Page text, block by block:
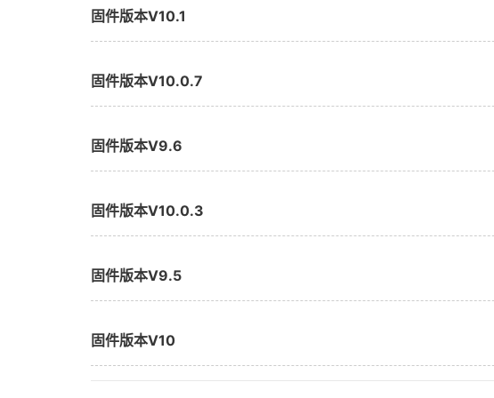
固件版本V10.1
固件版本V10.0.7
固件版本V9.6
固件版本V10.0.3
固件版本V9.5
固件版本V10